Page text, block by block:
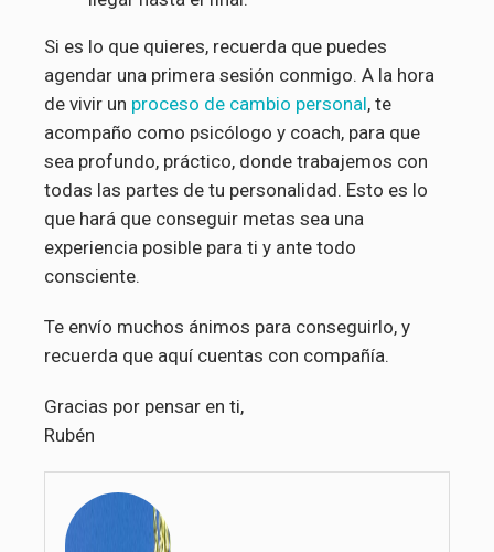
Si es lo que quieres, recuerda que puedes
agendar una primera sesión conmigo. A la hora
de vivir un proceso de cambio personal, te
acompaño como psicólogo y coach, para que
sea profundo, práctico, donde trabajemos con
todas las partes de tu personalidad. Esto es lo
que hará que conseguir metas sea una
experiencia posible para ti y ante todo
consciente.
Te envío muchos ánimos para conseguirlo, y
recuerda que aquí cuentas con compañía.
Gracias por pensar en ti,
Rubén